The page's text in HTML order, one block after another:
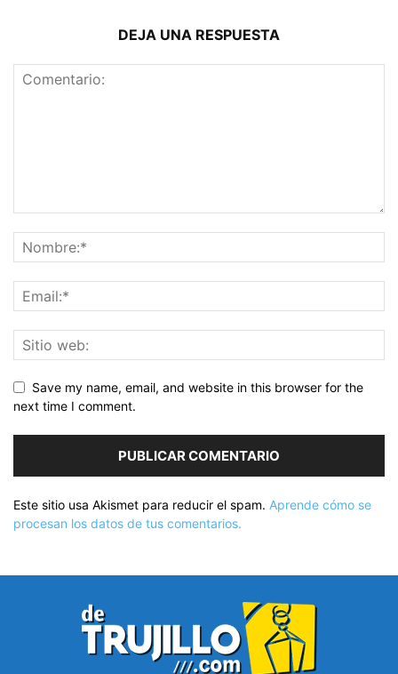
DEJA UNA RESPUESTA
Save my name, email, and website in this browser for the
next time I comment.
Este sitio usa Akismet para reducir el spam. Aprende cómo se
procesan los datos de tus comentarios.